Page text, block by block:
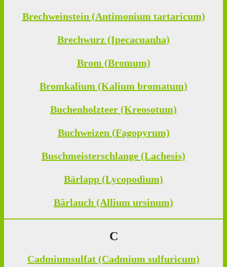
Brechweinstein (Antimonium tartaricum)
Brechwurz (Ipecacuanha)
Brom (Bromum)
Bromkalium (Kalium bromatum)
Buchenholzteer (Kreosotum)
Buchweizen (Fagopyrum)
Buschmeisterschlange (Lachesis)
Bärlapp (Lycopodium)
Bärlauch (Allium ursinum)
C
Cadmiumsulfat (Cadmium sulfuricum)